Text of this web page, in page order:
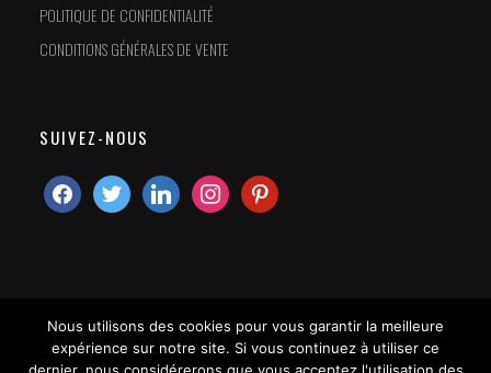
POLITIQUE DE CONFIDENTIALITÉ
CONDITIONS GÉNÉRALES DE VENTE
SUIVEZ-NOUS
Nous utilisons des cookies pour vous garantir la meilleure
expérience sur notre site. Si vous continuez à utiliser ce